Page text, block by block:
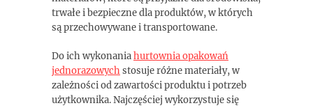
trwałe i bezpieczne dla produktów, w których
są przechowywane i transportowane.
Do ich wykonaniahurtownia opakowań
jednorazowychstosuje różne materiały, w
zależności od zawartości produktu i potrzeb
użytkownika. Najczęściej wykorzystuje się